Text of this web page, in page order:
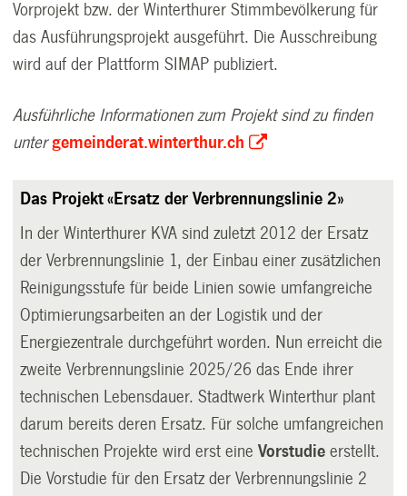
Vorprojekt bzw. der Winterthurer Stimmbevölkerung für
das Ausführungsprojekt ausgeführt. Die Ausschreibung
wird auf der Plattform SIMAP publiziert.
Ausführliche Informationen zum Projekt sind zu finden
unter gemeinderat.winterthur.ch
Das Projekt «Ersatz der Verbrennungslinie 2»
In der Winterthurer KVA sind zuletzt 2012 der Ersatz
der Verbrennungslinie 1, der Einbau einer zusätzlichen
Reinigungsstufe für beide Linien sowie umfangreiche
Optimierungsarbeiten an der Logistik und der
Energiezentrale durchgeführt worden. Nun erreicht die
zweite Verbrennungslinie 2025/26 das Ende ihrer
technischen Lebensdauer. Stadtwerk Winterthur plant
darum bereits deren Ersatz. Für solche umfangreichen
technischen Projekte wird erst eineVorstudieerstellt.
Die Vorstudie für den Ersatz der Verbrennungslinie 2